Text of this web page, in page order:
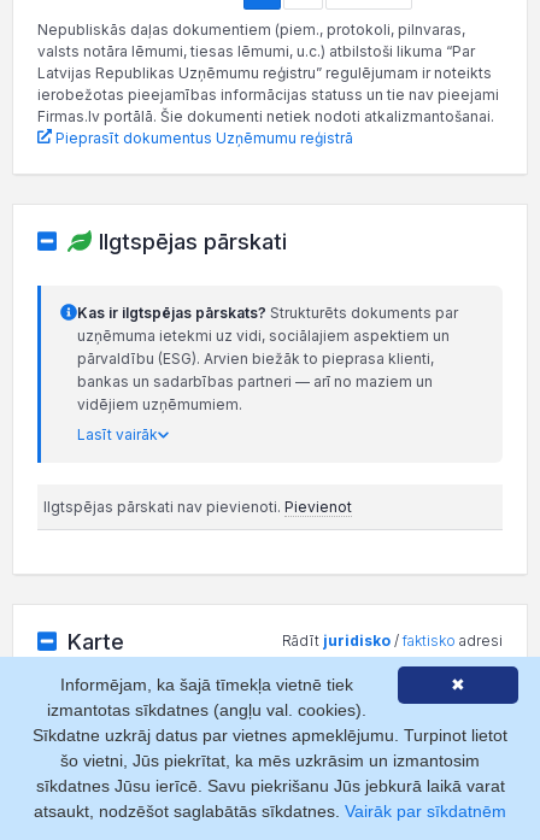
Nepubliskās daļas dokumentiem (piem., protokoli, pilnvaras,
valsts notāra lēmumi, tiesas lēmumi, u.c.) atbilstoši likuma “Par
Latvijas Republikas Uzņēmumu reģistru” regulējumam ir noteikts
ierobežotas pieejamības informācijas statuss un tie nav pieejami
Firmas.lv portālā. Šie dokumenti netiek nodoti atkalizmantošanai.
Pieprasīt dokumentus Uzņēmumu reģistrā
Ilgtspējas pārskati
Kas ir ilgtspējas pārskats? Strukturēts dokuments par
uzņēmuma ietekmi uz vidi, sociālajiem aspektiem un
pārvaldību (ESG). Arvien biežāk to pieprasa klienti,
bankas un sadarbības partneri — arī no maziem un
vidējiem uzņēmumiem.
Lasīt vairāk
Ilgtspējas pārskati nav pievienoti. Pievienot
Karte Rādīt juridisko /faktisko adresi
+
−
✖
Informējam, ka šajā tīmekļa vietnē tiek
izmantotas sīkdatnes (angļu val. cookies).
Sīkdatne uzkrāj datus par vietnes apmeklējumu. Turpinot lietot
šo vietni, Jūs piekrītat, ka mēs uzkrāsim un izmantosim
sīkdatnes Jūsu ierīcē. Savu piekrišanu Jūs jebkurā laikā varat
atsaukt, nodzēšot saglabātās sīkdatnes. Vairāk par sīkdatnēm